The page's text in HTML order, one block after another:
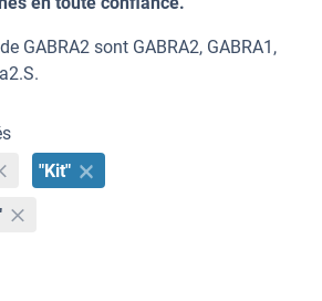
GABRA2 sont GABRA2, GABRA1,
"Kit"